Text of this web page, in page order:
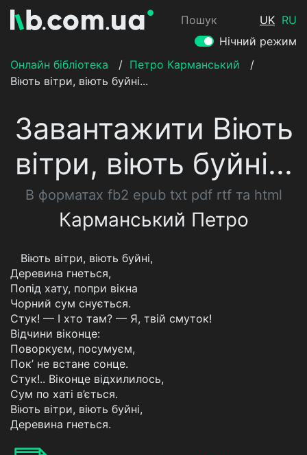
Пошук UK RU
Нічний режим
Онлайн бібліотека
/ Петро Карманський
/
Віють вітри, віють буйні...
Завантажити Віють
вітри, віють буйні...
В форматах fb2 epub txt pdf rtf та html
Карманський Петро
Віють вітри, віють буйні,
Деревина гнеться,
Попід хату, попри вікна
Чорний сум снується.
Стук! — І хто там? — Я, твій смуток!
Відчини віконце:
Поворкуєм, посумуєм,
Пок’ не встане сонце.
Стук!.. Віконце відхилилось,
Сум по хаті в’ється.
Віють вітри, віють буйні,
Деревина гнеться.